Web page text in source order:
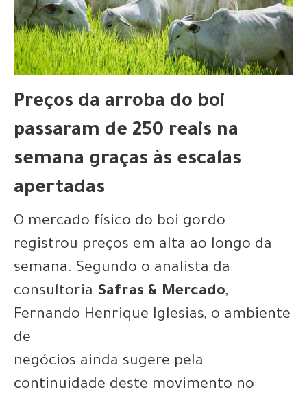
Preços da arroba do boi
passaram de 250 reais na
semana graças às escalas
apertadas
O mercado físico do boi gordo
registrou preços em alta ao longo da
semana. Segundo o analista da
consultoria Safras & Mercado,
Fernando Henrique Iglesias, o ambiente
de
negócios ainda sugere pela
continuidade deste movimento no